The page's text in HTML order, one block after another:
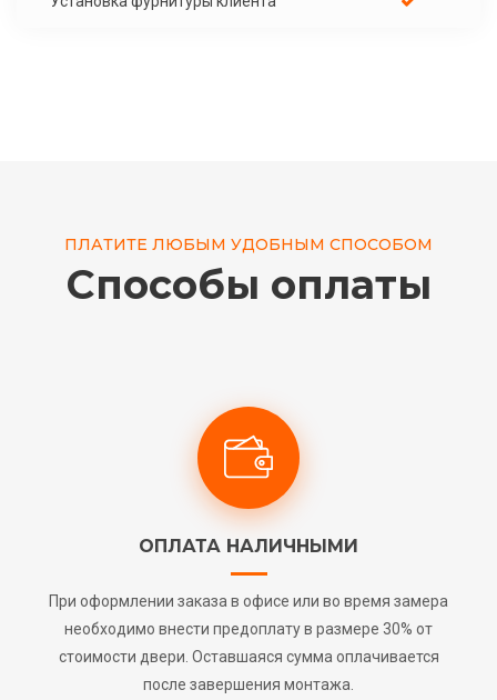
ПЛАТИТЕ ЛЮБЫМ УДОБНЫМ СПОСОБОМ
Способы оплаты
ОПЛАТА НАЛИЧНЫМИ
При оформлении заказа в офисе или во время замера
необходимо внести предоплату в размере 30% от
стоимости двери. Оставшаяся сумма оплачивается
после завершения монтажа.